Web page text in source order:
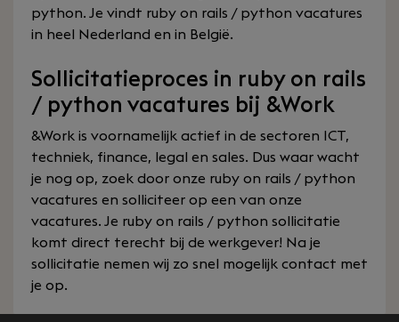
python. Je vindt ruby on rails / python vacatures
in heel Nederland en in België.
Sollicitatieproces in ruby on rails
/ python vacatures bij &Work
&Work is voornamelijk actief in de sectoren ICT,
techniek, finance, legal en sales. Dus waar wacht
je nog op, zoek door onze ruby on rails / python
vacatures en solliciteer op een van onze
vacatures. Je ruby on rails / python sollicitatie
komt direct terecht bij de werkgever! Na je
sollicitatie nemen wij zo snel mogelijk contact met
je op.